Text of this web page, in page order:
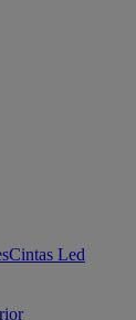
Cintas Led